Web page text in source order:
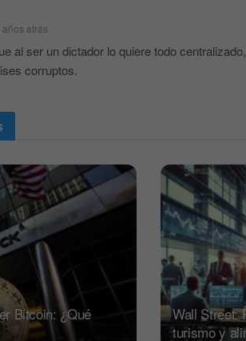
años atrás
al ser un dictador lo quiere todo
corruptos.
Bitcoin: ¿Qué
Wall Street:
turismo y